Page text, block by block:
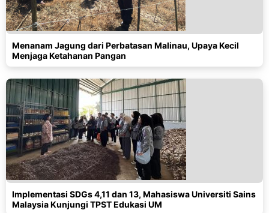
Menanam Jagung dari Perbatasan Malinau, Upaya Kecil
Menjaga Ketahanan Pangan
Implementasi SDGs 4,11 dan 13, Mahasiswa Universiti Sains
Malaysia Kunjungi TPST Edukasi UM